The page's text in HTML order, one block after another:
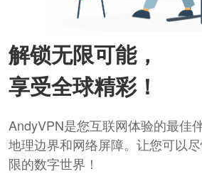
解锁无限可能，
享受全球精彩！
AndyVPN是您互联网体验的最佳
地理边界和网络屏障。让您可以
限的数字世界！